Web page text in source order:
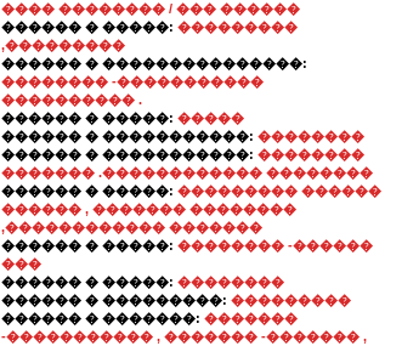
���� �������� / ��� ������
������ � �����: ���������
,���������
������ � ���������������:
�������� -�����������
���������� .
������ � �����: �����
������ � �����������: ��������
������ � �����������: ��������
������� .������������ ��������
������ � �����: ��������� ������
������ , ������� ��������
,������������ �������
������ � �����: �������� -������
���
������ � �����: ��������
������ � ���������: ���������
������ � �������: �������
-����������� , ������� -������� ,